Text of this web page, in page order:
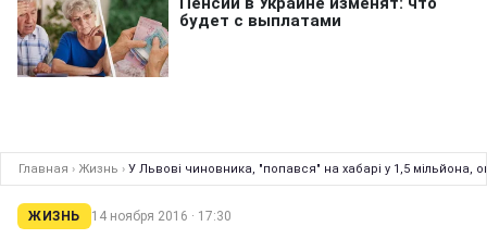
Главная › Жизнь › У Львові чиновника, "попався" на хабарі у 1,5 мільйона,
ЖИЗНЬ 14 ноября 2016 · 17:30